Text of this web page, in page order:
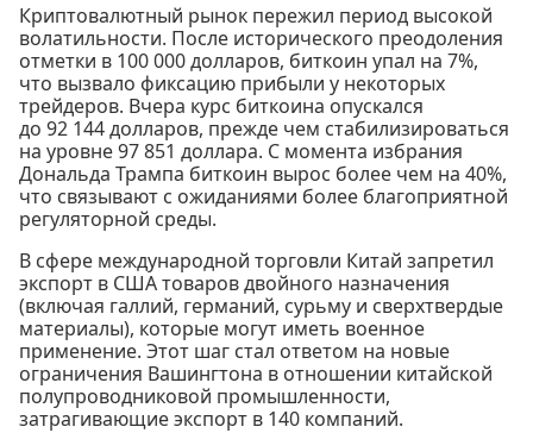
Криптовалютный рынок пережил период высокой
волатильности. После исторического преодоления
отметки в 100 000 долларов, биткоин упал на 7%,
что вызвало фиксацию прибыли у некоторых
трейдеров. Вчера курс биткоина опускался
до 92 144 долларов, прежде чем стабилизироваться
на уровне 97 851 доллара. С момента избрания
Дональда Трампа биткоин вырос более чем на 40%,
что связывают с ожиданиями более благоприятной
регуляторной среды.
В сфере международной торговли Китай запретил
экспорт в США товаров двойного назначения
(включая галлий, германий, сурьму и сверхтвердые
материалы), которые могут иметь военное
применение. Этот шаг стал ответом на новые
ограничения Вашингтона в отношении китайской
полупроводниковой промышленности,
затрагивающие экспорт в 140 компаний.